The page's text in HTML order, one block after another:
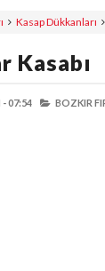
Kasap Dükkanları
Kasabı
-07:54 BOZKIR